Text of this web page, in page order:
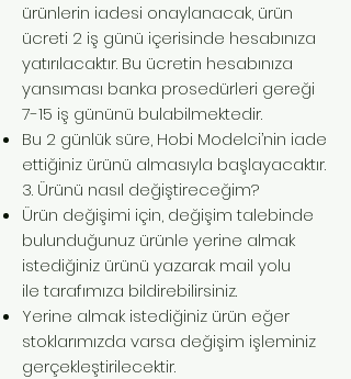
ürünlerin iadesi onaylanacak, ürün
ücreti 2 iş günü içerisinde hesabınıza
yatırılacaktır. Bu ücretin hesabınıza
yansıması banka prosedürleri gereği
7-15 iş gününü bulabilmektedir.
Bu 2 günlük süre, Hobi Modelci’nin iade
ettiğiniz ürünü almasıyla başlayacaktır.
3. Ürünü nasıl değiştireceğim?
Ürün değişimi için, değişim talebinde
bulunduğunuz ürünle yerine almak
istediğiniz ürünü yazarak mail yolu
ile tarafımıza bildirebilirsiniz.
Yerine almak istediğiniz ürün eğer
stoklarımızda varsa değişim işleminiz
gerçekleştirilecektir.